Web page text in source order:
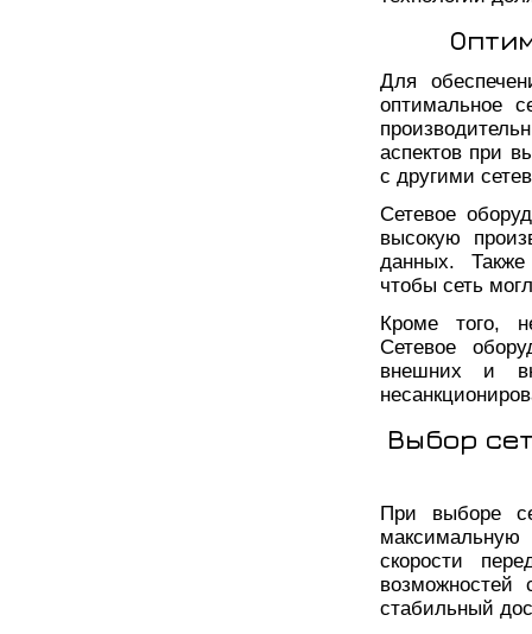
Для
оптимальное
аспектов при
с другими
Сетевое
высокую
данных.
чтобы сеть
Кроме того,
Сетевое
внешних и
Выбор
При выборе
скорости
возможностей
стабильный